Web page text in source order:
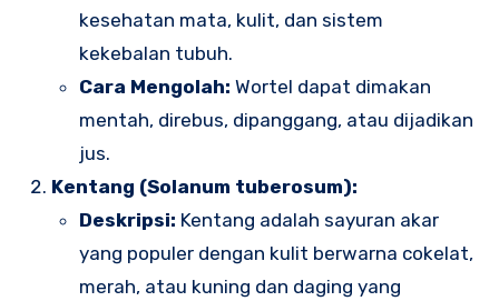
kesehatan mata, kulit, dan sistem
kekebalan tubuh.
Cara Mengolah: Wortel dapat dimakan
mentah, direbus, dipanggang, atau dijadikan
jus.
Kentang (Solanum tuberosum):
Deskripsi: Kentang adalah sayuran akar
yang populer dengan kulit berwarna cokelat,
merah, atau kuning dan daging yang